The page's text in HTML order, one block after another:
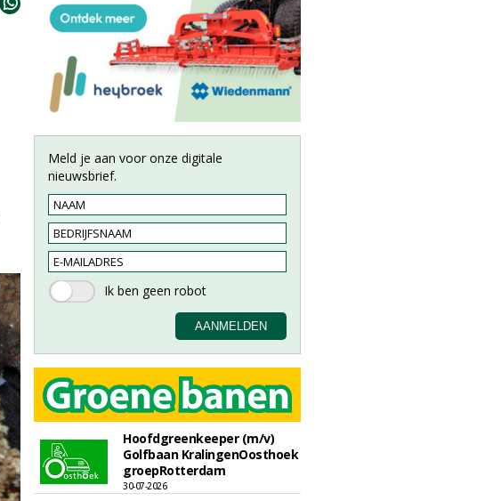
Meld je aan voor onze digitale
nieuwsbrief.
Hoofdgreenkeeper (m/v)
Golfbaan KralingenOosthoek
groepRotterdam
30-07-2026